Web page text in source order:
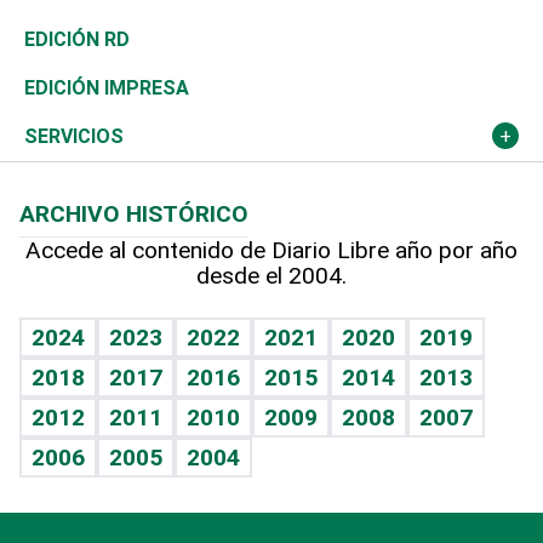
Ocenanía
Caribe
Resto del mundo
Telecom.
Global y variable
Economía personal
Sociales
Novedades
Podcast Arte Libre
Hablando con el pediatra
Vida y familia
Eñe
Celebrando la vida
Sin complejos
En pocas palabras
Tenis
Olimpismo
Más deportes
Línea de hit
TBT Deportivo
El Espía
Noticiero Poteleche
Columnistas
Más firmas
Historia
Martes de tecnología
Cambio climático
Revista
Deportes
Opinión
Hecho en casa
Guía del dinero
EDICIÓN RD
EDICIÓN IMPRESA
SERVICIOS
Cumpleaños
Horóscopos
Crucigramas
ARCHIVO HISTÓRICO
Accede al contenido de Diario Libre año por año
desde el 2004.
2024 2023 2022 2021 2020
2019
2018
2017 2016 2015 2014
2013
2012
2011 2010 2009 2008
2007
2006
2005 2004